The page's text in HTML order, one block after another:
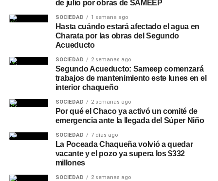
de julio por obras de SAMEEP
SOCIEDAD 1 semana ago
Hasta cuándo estará afectado el agua en
Charata por las obras del Segundo
Acueducto
SOCIEDAD 2 semanas ago
Segundo Acueducto: Sameep comenzará
trabajos de mantenimiento este lunes en el
interior chaqueño
SOCIEDAD 2 semanas ago
Por qué el Chaco ya activó un comité de
emergencia ante la llegada del Súper Niño
SOCIEDAD 7 días ago
La Poceada Chaqueña volvió a quedar
vacante y el pozo ya supera los $332
millones
SOCIEDAD 2 semanas ago